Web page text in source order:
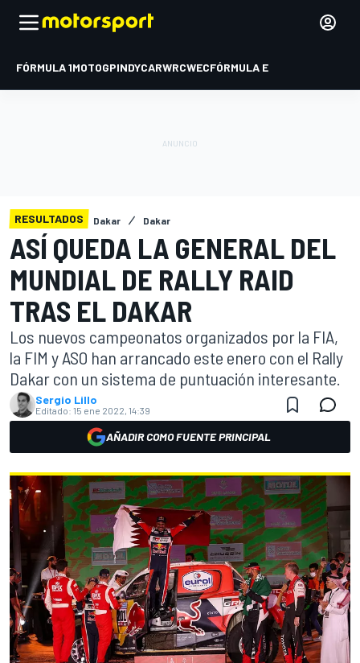
FÓRMULA 1MOTOGPINDYCARWRCWECFÓRMULA E
RESULTADOS Dakar Dakar
ASÍ QUEDA LA GENERAL DEL
MUNDIAL DE RALLY RAID
TRAS EL DAKAR
Los nuevos campeonatos organizados por la FIA,
la FIM y ASO han arrancado este enero con el Rally
Dakar con un sistema de puntuación interesante.
Sergio Lillo
Editado: 15 ene 2022, 14:39
AÑADIR COMO FUENTE PRINCIPAL